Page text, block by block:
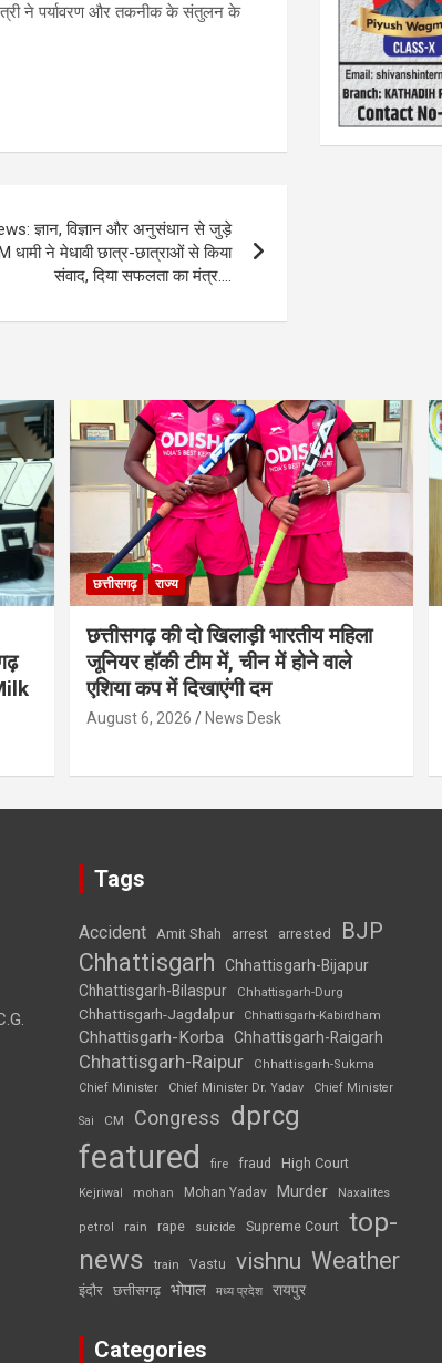
ने पर्यावरण और तकनीक के संतुलन के
ज्ञान, विज्ञान और अनुसंधान से जुड़े
ने मेधावी छात्र-छात्राओं से किया
संवाद, दिया सफलता का मंत्र….
छत्तीसगढ़ राज्य
छत्तीसगढ़ की दो खिलाड़ी भारतीय महिला
जूनियर हॉकी टीम में, चीन में होने वाले
एशिया कप में दिखाएंगी दम
August 6, 2026 News Desk
Tags
Accident Amit Shah arrest arrested BJP
Chhattisgarh
Chhattisgarh-Bijapur
Chhattisgarh-Bilaspur
Chhattisgarh-Durg
Chhattisgarh-Jagdalpur Chhattisgarh-Kabirdham
Chhattisgarh-Korba Chhattisgarh-Raigarh
Chhattisgarh-Raipur
Chhattisgarh-Sukma
Chief Minister
Chief Minister Dr. Yadav Chief Minister
Sai CM Congress dprcg
featured fire fraud High Court
Kejriwal mohan Mohan Yadav Murder Naxalites
petrol rain rape suicide Supreme Court top-
news
train Vastu vishnu Weather
इंदौर छत्तीसगढ़ भोपाल मध्य प्रदेश रायपुर
Categories